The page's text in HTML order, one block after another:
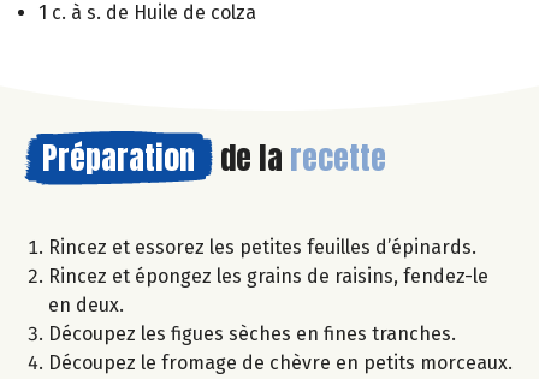
1 c. à s. de Huile de colza
Préparation de la recette
Rincez et essorez les petites feuilles d’épinards.
Rincez et épongez les grains de raisins, fendez-le
en deux.
Découpez les figues sèches en fines tranches.
Découpez le fromage de chèvre en petits morceaux.